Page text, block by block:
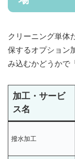
クリーニング単体
保するオプション
み込むかどうかで
加工・サービ
ス名
撥水加工